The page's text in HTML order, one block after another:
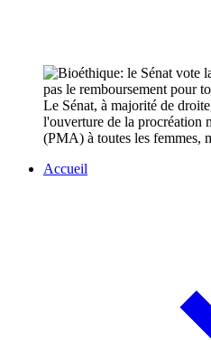
Le Sénat, à majorité de
l'ouverture de la procréation
(PMA) à toutes les femmes,
Accueil